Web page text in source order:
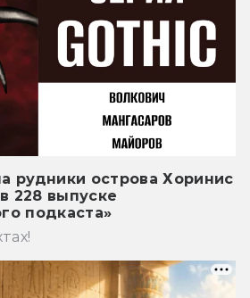
рудники острова Хоринис
228 выпуске
подкаста»